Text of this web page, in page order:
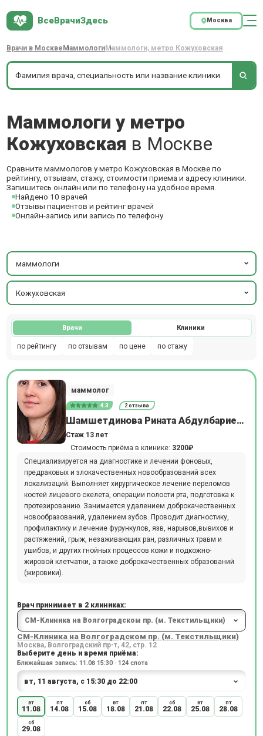
ВсеВрачиЗдесь Москва
Врачи в Москве Маммологи Маммологи, метро Кожуховская
Маммологи у метро
Кожуховская в Москве
Сравните маммологов у метро Кожуховская в Москве по
рейтингу, отзывам, стажу, стоимости приема и адресу клиники.
Запишитесь онлайн или по телефону на удобное время.
Найдено 10 врачей
Отзывы пациентов и рейтинг врачей
Онлайн-запись или запись по телефону
маммологи
Кожуховская
Врачи Клиники
по рейтингу по отзывам по цене по стажу
маммолог
4.3 2 отзыва
Шамшетдинова Рината Абдулбариевна
Стаж 13 лет
Стоимость приёма в клинике: 3200₽
Специализируется на диагностике и лечении фоновых,
предраковых и злокачественных новообразований всех
локализаций. Выполняет хирургическое лечение переломов
костей лицевого скелета, операции полости рта, подготовка к
протезированию. Занимается удалением доброкачественных
новообразований, удалением зубов. Проводит диагностику,
профилактику и лечение фурункулов, язв, нарывов,вывихов и
растяжений, грыж, незаживающих ран, различных травм и
ушибов, и других гнойных процессов кожи и подкожно-
жировой клетчатки, а также доброкачественных образований
(жировики).
Врач принимает в 2 клиниках:
СМ-Клиника на Волгоградском пр. (м. Текстильщики)
Москва, Волгоградский пр-т, 42, стр. 12
Выберите день и время приёма:
Ближайшая запись: 11.08 15:30 · 124 слота
вт
11.08
пт
14.08
сб
15.08
вт
18.08
пт
21.08
сб
22.08
вт
25.08
пт
28.08
сб
29.08